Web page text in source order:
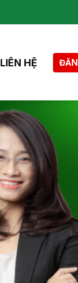
LIÊN HỆ